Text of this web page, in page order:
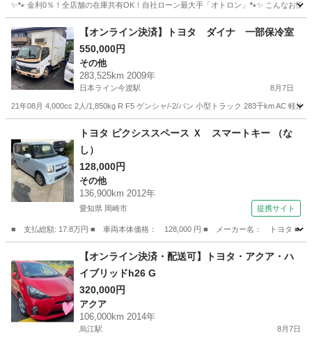
✨🐾 金利0％！全店舗の在庫共有OK！自社ローン最大手「オトロン」🐾✨ こんなお
岐阜 安八郡 その他
【オンライン決済】トヨタ ダイナ 一部保冷室
550,000円
その他
283,525km 2009年
日本ライン今渡駅 8月7日
21年08月 4,000cc 2人/1,850kg R F5 ゲンシャ/-2/バン 小型トラック 283千km AC 軽油
美濃加茂市 日本ライン今渡駅 その他
トヨタ ピクシススペース Ｘ スマートキー （な
し）
128,000円
その他
136,900km 2012年
愛知県 岡崎市 提携サイト
■ 支払総額: 17.8万円 ■ 車両本体価格： 128,000 円 ■ メーカー名： トヨタ
その他
【オンライン決済・配送可】トヨタ・アクア・ハ
イブリッドh26 G
320,000円
アクア
106,000km 2014年
烏江駅 8月7日